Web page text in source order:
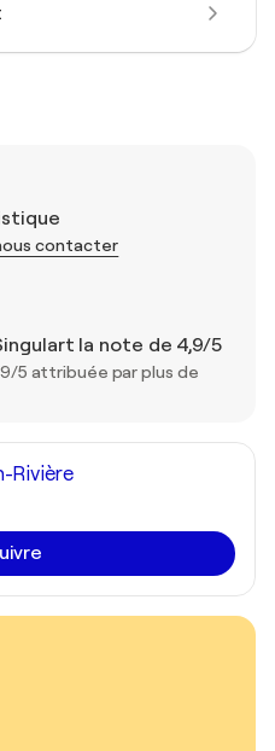
contacter
la note de 4,9/5
5 attribuée par plus de
Rivière